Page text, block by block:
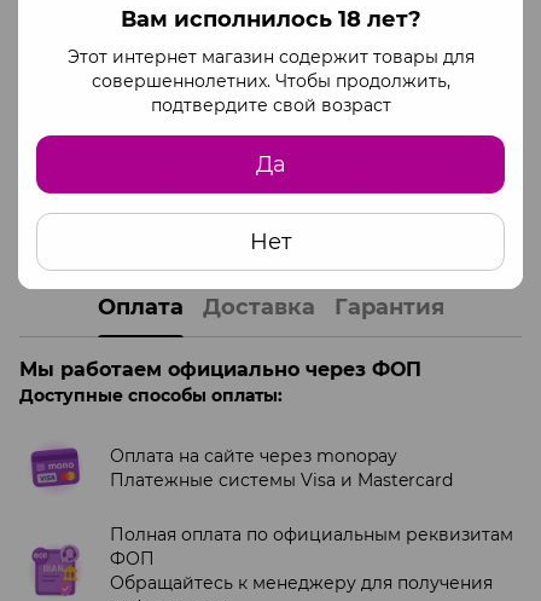
Вам исполнилось 18 лет?
Этот интернет магазин содержит товары для
совершеннолетних. Чтобы продолжить,
подтвердите свой возраст
Да
Нет
красный апельсин
имбиря, семена гибискуса
Базовые ноты: Кедр, ваниль, мускус, сандал
Состав: денат спирта, вода (вода), парфюм (аромат),
гексилциннамал, бутилфенилметилпропиональ,
бензилсалицилат, лимонен, линалоол, цитраль,
бензилбензоат, амилкоричный спирт, бензиловый
спирт, феромоны (феромон).
Штрих код: 4042342006162
Оплата Доставка Гарантия
Мы работаем официально через ФОП
Доступные способы оплаты:
Оплата на сайте через monopay
Платежные системы Visa и Mastercard
Полная оплата по официальным реквизитам
ФОП
Обращайтесь к менеджеру для получения